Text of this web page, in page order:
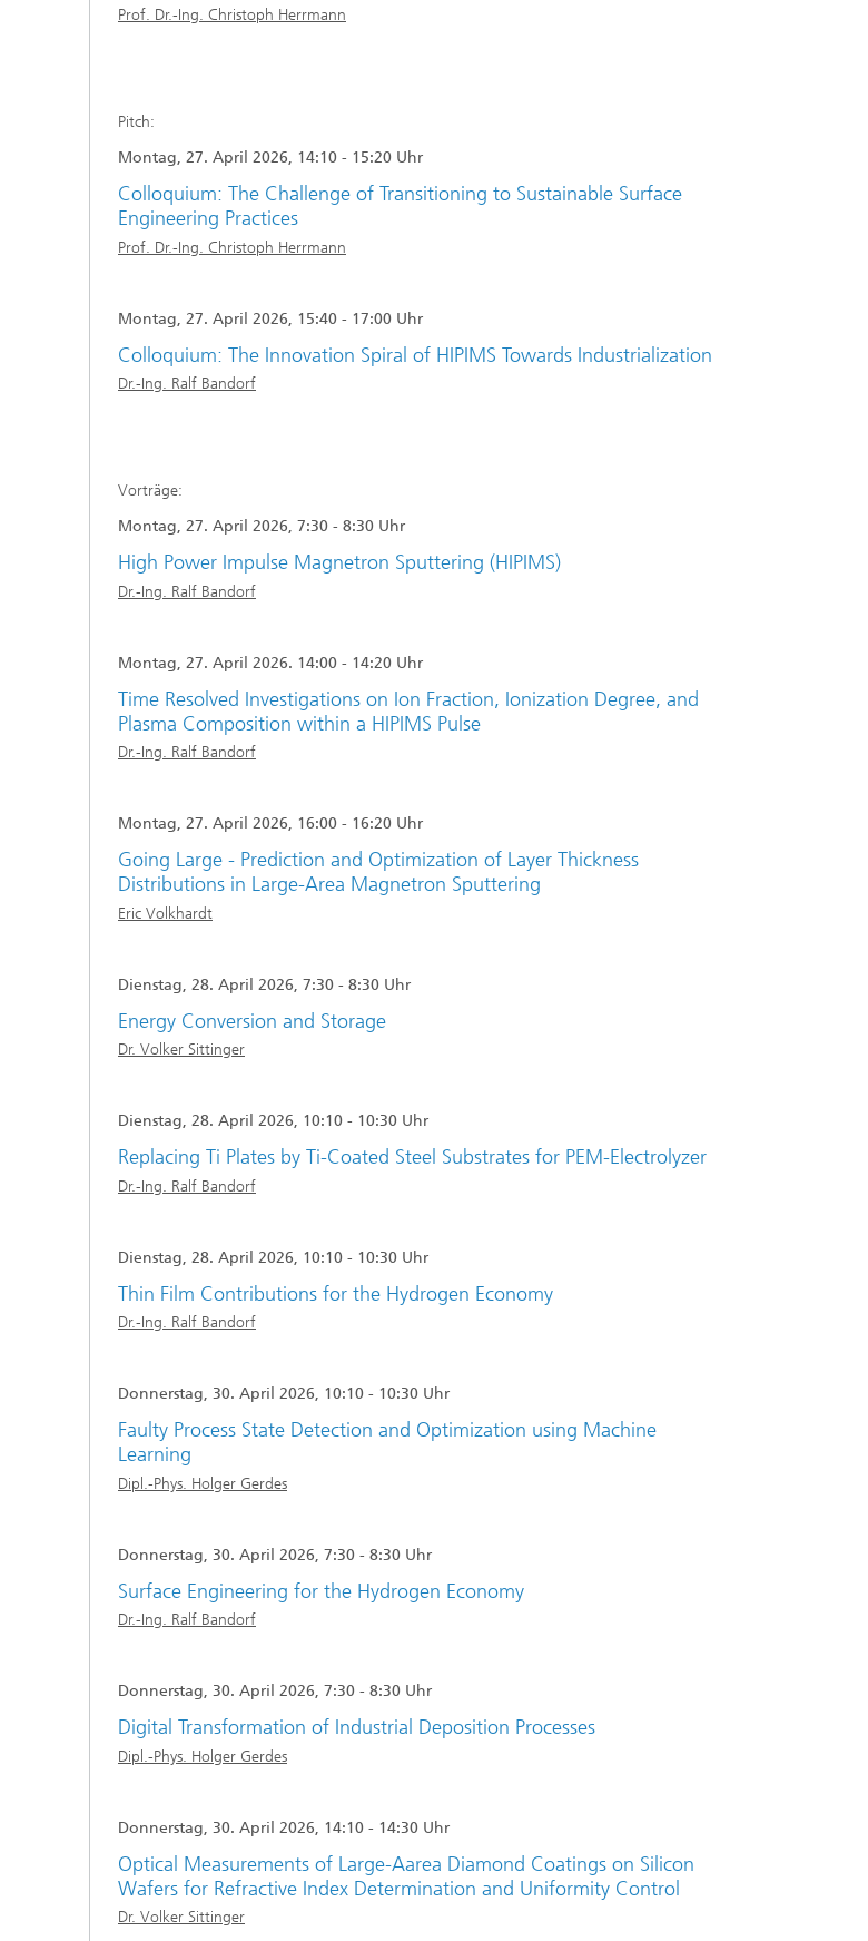
Prof. Dr.-Ing. Christoph Herrmann
Pitch:
Montag, 27. April 2026, 14:10 - 15:20 Uhr
Colloquium: The Challenge of Transitioning to Sustainable Surface
Engineering Practices
Prof. Dr.-Ing. Christoph Herrmann
Montag, 27. April 2026, 15:40 - 17:00 Uhr
Colloquium: The Innovation Spiral of HIPIMS Towards Industrialization
Dr.-Ing. Ralf Bandorf
Vorträge:
Montag, 27. April 2026, 7:30 - 8:30 Uhr
High Power Impulse Magnetron Sputtering (HIPIMS)
Dr.-Ing. Ralf Bandorf
Montag, 27. April 2026. 14:00 - 14:20 Uhr
Time Resolved Investigations on Ion Fraction, Ionization Degree, and
Plasma Composition within a HIPIMS Pulse
Dr.-Ing. Ralf Bandorf
Montag, 27. April 2026, 16:00 - 16:20 Uhr
Going Large - Prediction and Optimization of Layer Thickness
Distributions in Large-Area Magnetron Sputtering
Eric Volkhardt
Dienstag, 28. April 2026, 7:30 - 8:30 Uhr
Energy Conversion and Storage
Dr. Volker Sittinger
Dienstag, 28. April 2026, 10:10 - 10:30 Uhr
Replacing Ti Plates by Ti-Coated Steel Substrates for PEM-Electrolyzer
Dr.-Ing. Ralf Bandorf
Dienstag, 28. April 2026, 10:10 - 10:30 Uhr
Thin Film Contributions for the Hydrogen Economy
Dr.-Ing. Ralf Bandorf
Donnerstag, 30. April 2026, 10:10 - 10:30 Uhr
Faulty Process State Detection and Optimization using Machine
Learning
Dipl.-Phys. Holger Gerdes
Donnerstag, 30. April 2026, 7:30 - 8:30 Uhr
Surface Engineering for the Hydrogen Economy
Dr.-Ing. Ralf Bandorf
Donnerstag, 30. April 2026, 7:30 - 8:30 Uhr
Digital Transformation of Industrial Deposition Processes
Dipl.-Phys. Holger Gerdes
Donnerstag, 30. April 2026, 14:10 - 14:30 Uhr
Optical Measurements of Large-Aarea Diamond Coatings on Silicon
Wafers for Refractive Index Determination and Uniformity Control
Dr. Volker Sittinger